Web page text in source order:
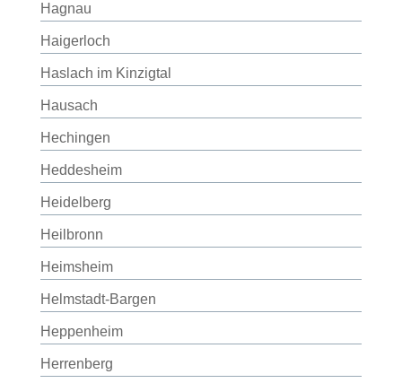
Hagnau
Haigerloch
Haslach im Kinzigtal
Hausach
Hechingen
Heddesheim
Heidelberg
Heilbronn
Heimsheim
Helmstadt-Bargen
Heppenheim
Herrenberg